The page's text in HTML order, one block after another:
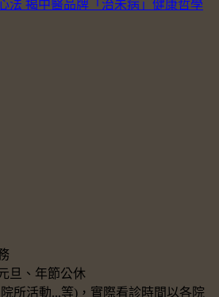
法 揭中醫品牌「治未病」健康哲學
旦、年節公休
所活動...等)，實際看診時間以各院